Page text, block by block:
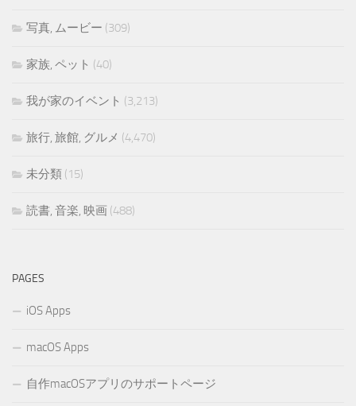
写真, ムービー (309)
家族, ペット (40)
我が家のイベント (3,213)
旅行, 旅館, グルメ (4,470)
未分類 (15)
読書, 音楽, 映画 (488)
PAGES
iOS Apps
macOS Apps
自作macOSアプリのサポートページ